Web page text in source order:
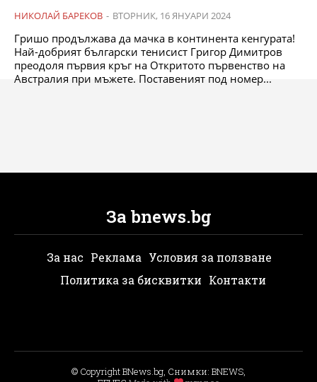
НИКОЛАЙ БАРЕКОВ - ВТОРНИК, 16 ЯНУАРИ 2024
Гришо продължава да мачка в континента кенгурата!
Най-добрият български тенисист Григор Димитров
преодоля първия кръг на Откритото първенство на
Австралия при мъжете. Поставеният под номер...
За bnews.bg
За нас Реклама Условия за ползване
Политика за бисквитки Контакти
© Copyright BNews.bg, Снимки: BNEWS,